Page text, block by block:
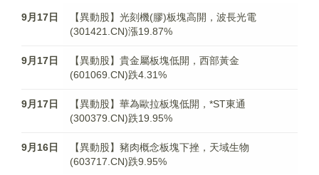
9月17日
【異動股】光刻機(膠)板塊高開，波長光電
(301421.CN)漲19.87%
9月17日
【異動股】貴金屬板塊低開，西部黃金
(601069.CN)跌4.31%
9月17日
【異動股】華為歐拉板塊低開，*ST東通
(300379.CN)跌19.95%
9月16日
【異動股】豬肉概念板塊下挫，天域生物
(603717.CN)跌9.95%